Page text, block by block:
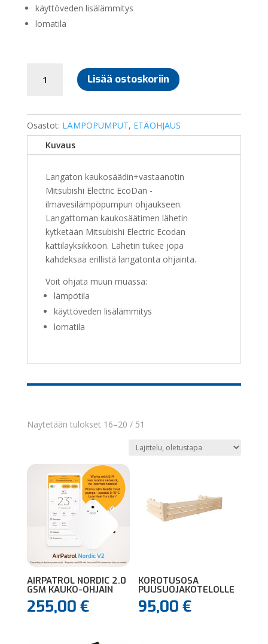
käyttöveden lisälämmitys
lomatila
ECODAN
PAR-
WT50R-
E
VASTAANOTIN
WR51R-
määrä
Lisää ostoskoriin
Osastot: LÄMPÖPUMPUT, ETÄOHJAUS
Kuvaus
Langaton kaukosäädin+vastaanotin
Mitsubishi Electric EcoDan -
ilmavesilämpöpumpun ohjaukseen.
Langattoman kaukosäätimen lähetin
kytketään Mitsubishi Electric Ecodan
kattilayksikköön. Lähetin tukee jopa
kahdeksaa erillistä langatonta ohjainta.
Voit ohjata muun muassa:
lämpötila
käyttöveden lisälämmitys
lomatila
Näytetään tulokset 16–20 / 51
AIRPATROL NORDIC 2.0
GSM KAUKO-OHJAIN
255,00 €
KOROTUSOSA
PUUSUOJAKOTELOLLE
95,00€